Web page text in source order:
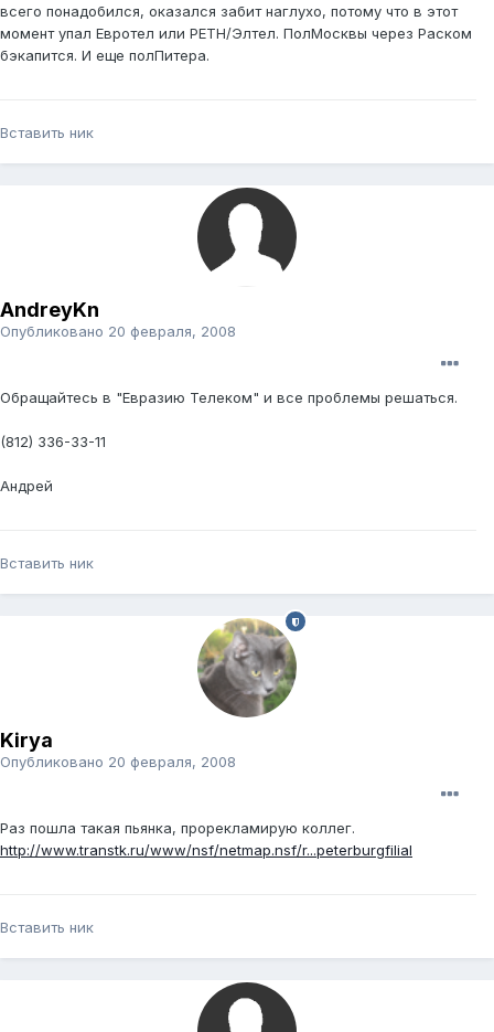
всего понадобился, оказался забит наглухо, потому что в этот
момент упал Евротел или РЕТН/Элтел. ПолМосквы через Раском
бэкапится. И еще полПитера.
Вставить ник
AndreyKn
Опубликовано 20 февраля, 2008
Обращайтесь в "Евразию Телеком" и все проблемы решаться.
(812) 336-33-11
Андрей
Вставить ник
Kirya
Опубликовано 20 февраля, 2008
Раз пошла такая пьянка, прорекламирую коллег.
http://www.transtk.ru/www/nsf/netmap.nsf/r...peterburgfilial
Вставить ник